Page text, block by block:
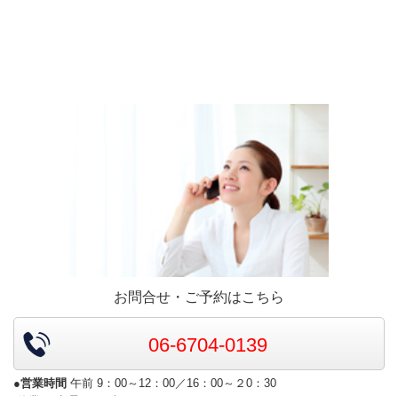
お問合せ・ご予約はこちら
06-6704-0139
●営業時間 午前 9：00～12：00／16：00～２0：30